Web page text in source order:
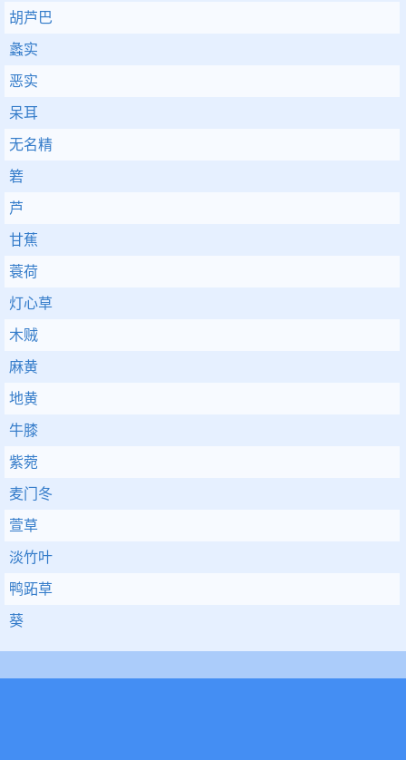
胡芦巴
蠡实
恶实
呆耳
无名精
箬
芦
甘蕉
蓑荷
灯心草
木贼
麻黄
地黄
牛膝
紫菀
麦门冬
萱草
淡竹叶
鸭跖草
葵